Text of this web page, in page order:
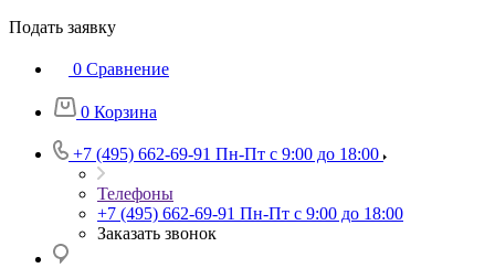
Подать заявку
0 Сравнение
0 Корзина
+7 (495) 662-69-91 Пн-Пт c 9:00 до 18:00
Телефоны
+7 (495) 662-69-91 Пн-Пт c 9:00 до 18:00
Заказать звонок